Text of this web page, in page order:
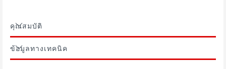
คุณสมบัติ
ข้อมูลทางเทคนิค